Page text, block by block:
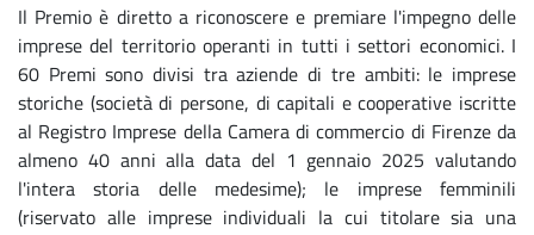
Il Premio è diretto a riconoscere e premiare l'impegno delle
imprese del territorio operanti in tutti i settori economici. I
60 Premi sono divisi tra aziende di tre ambiti: le imprese
storiche (società di persone, di capitali e cooperative iscritte
al Registro Imprese della Camera di commercio di Firenze da
almeno 40 anni alla data del 1 gennaio 2025 valutando
l'intera storia delle medesime); le imprese femminili
(riservato alle imprese individuali la cui titolare sia una